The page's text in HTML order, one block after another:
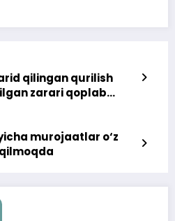
qilingan qurilish
zarari qoplab
murojaatlar o‘z